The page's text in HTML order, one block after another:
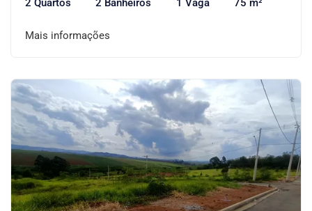
2 Quartos 2 Banheiros 1 Vaga 75 m²
Mais informações